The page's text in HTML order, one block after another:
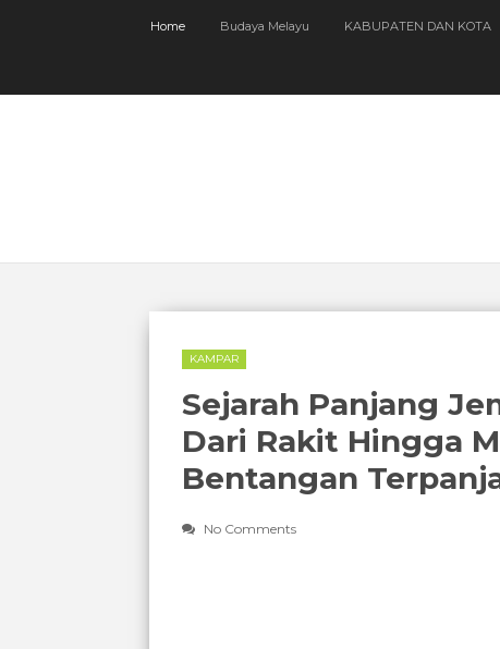
Home Budaya Melayu KABUPATEN DAN KOTA
KAMPAR
Sejarah Panjang
Dari Rakit Hingga
Bentangan
No Comments